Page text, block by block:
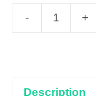
- +
Description